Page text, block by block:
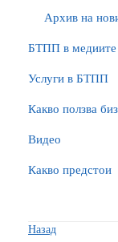
Архив на
БTПП в медиите
Услуги в БТПП
Какво ползва
Видео
Какво предстои
Назад